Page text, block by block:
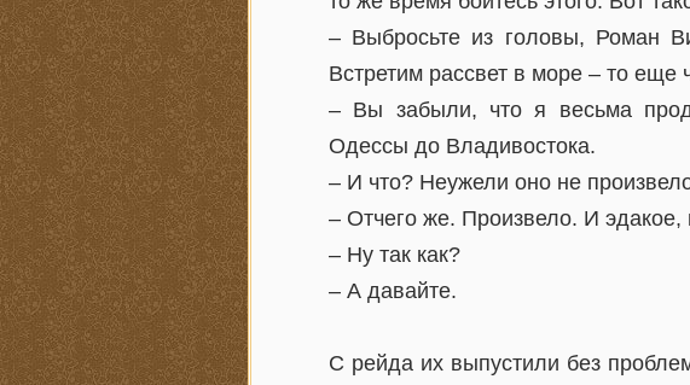
– Выбросьте из головы, Роман
Встретим рассвет в море – то еще
– Вы забыли, что я весьма
Одессы до Владивостока.
– И что? Неужели оно не
– Отчего же. Произвело. И эдакое,
– Ну так как?
– А давайте.
С рейда их выпустили без